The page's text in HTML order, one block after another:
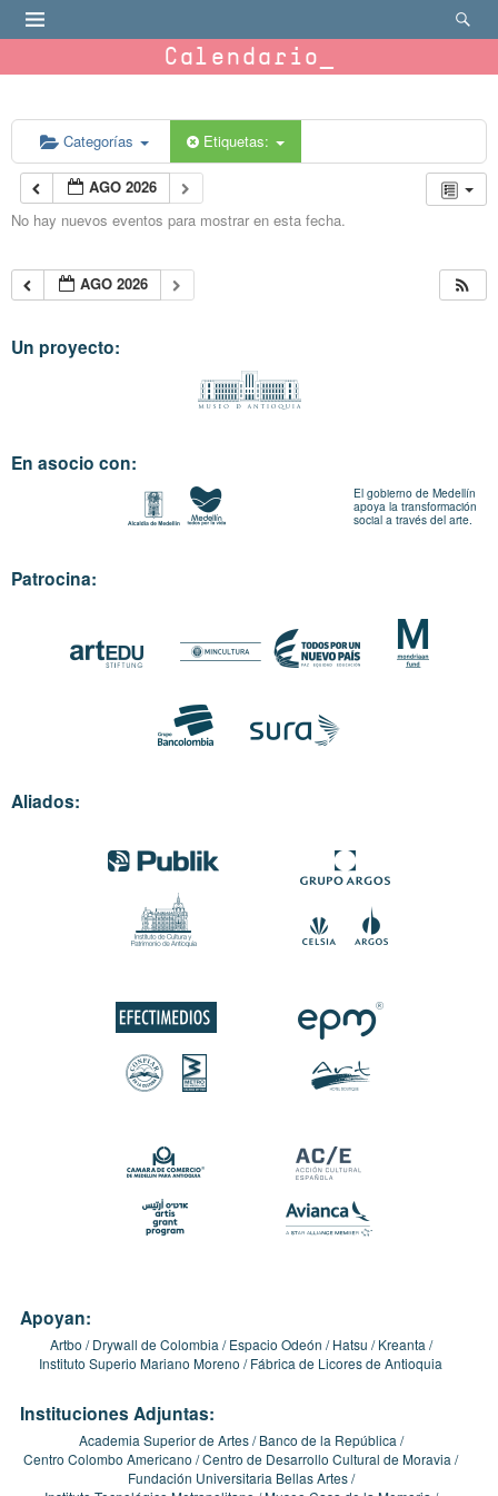
Calendario
Categorías Etiquetas:
AGO 2026
No hay nuevos eventos para mostrar en esta fecha.
AGO 2026
Un proyecto:
En asocio con:
El gobierno de Medellín
apoya la transformación
social a través del arte.
Patrocina:
Aliados:
Apoyan:
Artbo Drywall de Colombia Espacio Odeón Hatsu
Kreanta
Instituto Superio Mariano Moreno
Fábrica de Licores de Antioquia
Instituciones Adjuntas:
Academia Superior de Artes
Banco de la República
Centro Colombo Americano Centro de Desarrollo Cultural de Moravia
Fundación Universitaria Bellas Artes